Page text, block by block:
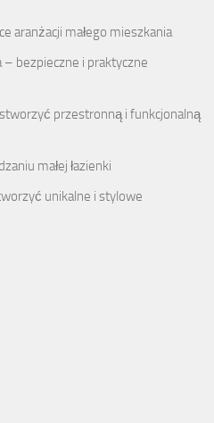
aranżacji małego mieszkania
bezpieczne i praktyczne
przestronną i funkcjonalną
małej łazienki
unikalne i stylowe